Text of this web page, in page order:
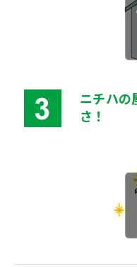
ニチハの
さ！